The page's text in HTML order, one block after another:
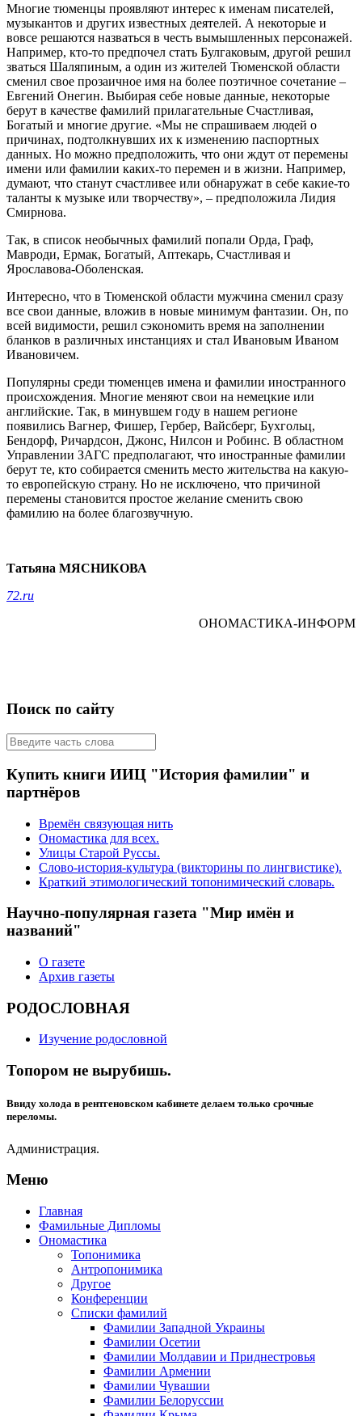
Многие тюменцы проявляют интерес к именам писателей,
музыкантов и других известных деятелей. А некоторые и
вовсе решаются назваться в честь вымышленных персонажей.
Например, кто-то предпочел стать Булгаковым, другой решил
зваться Шаляпиным, а один из жителей Тюменской области
сменил свое прозаичное имя на более поэтичное сочетание –
Евгений Онегин. Выбирая себе новые данные, некоторые
берут в качестве фамилий прилагательные Счастливая,
Богатый и многие другие. «Мы не спрашиваем людей о
причинах, подтолкнувших их к изменению паспортных
данных. Но можно предположить, что они ждут от перемены
имени или фамилии каких-то перемен и в жизни. Например,
думают, что станут счастливее или обнаружат в себе какие-то
таланты к музыке или творчеству», – предположила Лидия
Смирнова.
Так, в список необычных фамилий попали Орда, Граф,
Мавроди, Ермак, Богатый, Аптекарь, Счастливая и
Ярославова-Оболенская.
Интересно, что в Тюменской области мужчина сменил сразу
все свои данные, вложив в новые минимум фантазии. Он, по
всей видимости, решил сэкономить время на заполнении
бланков в различных инстанциях и стал Ивановым Иваном
Ивановичем.
Популярны среди тюменцев имена и фамилии иностранного
происхождения. Многие меняют свои на немецкие или
английские. Так, в минувшем году в нашем регионе
появились Вагнер, Фишер, Гербер, Вайсберг, Бухгольц,
Бендорф, Ричардсон, Джонс, Нилсон и Робинс. В областном
Управлении ЗАГС предполагают, что иностранные фамилии
берут те, кто собирается сменить место жительства на какую-
то европейскую страну. Но не исключено, что причиной
перемены становится простое желание сменить свою
фамилию на более благозвучную.
Татьяна МЯСНИКОВА
72.ru
ОНОМАСТИКА-ИНФОРМ
Поиск по сайту
Купить книги ИИЦ "История фамилии" и
партнёров
Времён связующая нить
Ономастика для всех.
Улицы Старой Руссы.
Слово-история-культура (викторины по лингвистике).
Краткий этимологический топонимический словарь.
Научно-популярная газета "Мир имён и
названий"
О газете
Архив газеты
РОДОСЛОВНАЯ
Изучение родословной
Топором не вырубишь.
Ввиду холода в рентгеновском кабинете делаем только срочные
переломы.
Администрация.
Меню
Главная
Фамильные Дипломы
Ономастика
Топонимика
Антропонимика
Другое
Конференции
Списки фамилий
Фамилии Западной Украины
Фамилии Осетии
Фамилии Молдавии и Приднестровья
Фамилии Армении
Фамилии Чувашии
Фамилии Белоруссии